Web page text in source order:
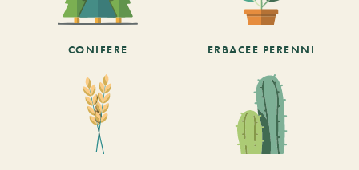
CONIFERE ERBACEE PERENNI